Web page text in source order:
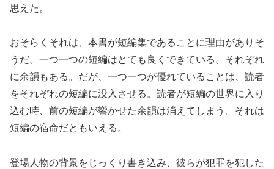
思えた。
おそらくそれは、本書が短編集であることに理由がありそ
うだ。一つ一つの短編はとても良くできている。それぞれ
に余韻もある。だが、一つ一つが優れていることは、読者
をそれぞれの短編に没入させる。読者が短編の世界に入り
込む時、前の短編が響かせた余韻は消えてしまう。それは
短編の宿命だともいえる。
登場人物の背景をじっくり書き込み、彼らが犯罪を犯した